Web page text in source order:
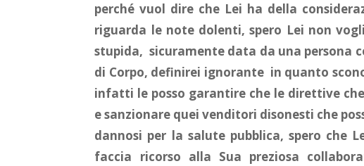
perché vuol dire che Lei ha della
riguarda le note dolenti, spero Lei non
stupida, sicuramente data da una persona
di Corpo, definirei ignorante in quanto
infatti le posso garantire che le direttive
e sanzionare quei venditori disonesti che
dannosi per la salute pubblica, spero che
faccia ricorso alla Sua preziosa